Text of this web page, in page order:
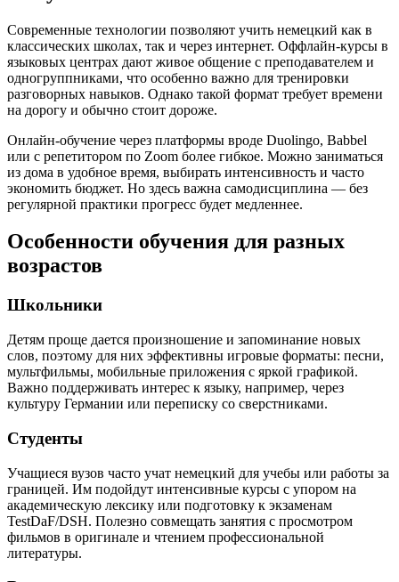
Современные технологии позволяют учить немецкий как в
классических школах, так и через интернет. Оффлайн-курсы в
языковых центрах дают живое общение с преподавателем и
одногруппниками, что особенно важно для тренировки
разговорных навыков. Однако такой формат требует времени
на дорогу и обычно стоит дороже.
Онлайн-обучение через платформы вроде Duolingo, Babbel
или с репетитором по Zoom более гибкое. Можно заниматься
из дома в удобное время, выбирать интенсивность и часто
экономить бюджет. Но здесь важна самодисциплина — без
регулярной практики прогресс будет медленнее.
Особенности обучения для разных
возрастов
Школьники
Детям проще дается произношение и запоминание новых
слов, поэтому для них эффективны игровые форматы: песни,
мультфильмы, мобильные приложения с яркой графикой.
Важно поддерживать интерес к языку, например, через
культуру Германии или переписку со сверстниками.
Студенты
Учащиеся вузов часто учат немецкий для учебы или работы за
границей. Им подойдут интенсивные курсы с упором на
академическую лексику или подготовку к экзаменам
TestDaF/DSH. Полезно совмещать занятия с просмотром
фильмов в оригинале и чтением профессиональной
литературы.